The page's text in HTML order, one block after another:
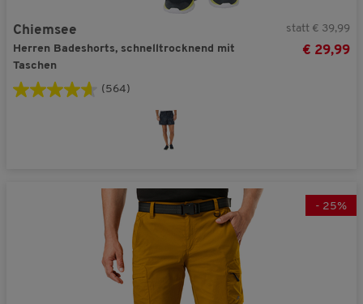
Chiemsee
Herren Badeshorts, schnelltrocknend mit
Taschen
statt € 39,99
€ 29,99
(564)
- 25%